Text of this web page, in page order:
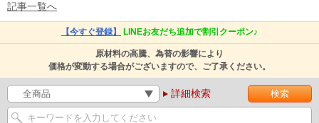
記事一覧へ
【今すぐ登録】 LINEお友だち追加で割引クーポン♪
原材料の高騰、為替の影響により
価格が変動する場合がございますので、ご了承ください。
詳細検索